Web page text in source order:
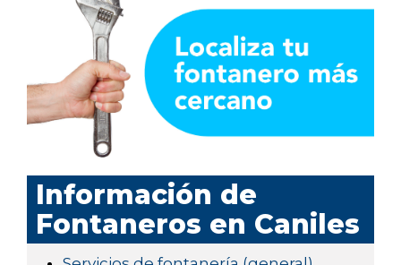
Información de
Fontaneros en Caniles